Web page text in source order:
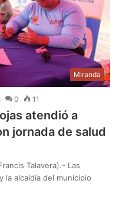
Miranda
0 11
atendió a
jornada de salud
Talavera).- Las
la alcaldía del municipio